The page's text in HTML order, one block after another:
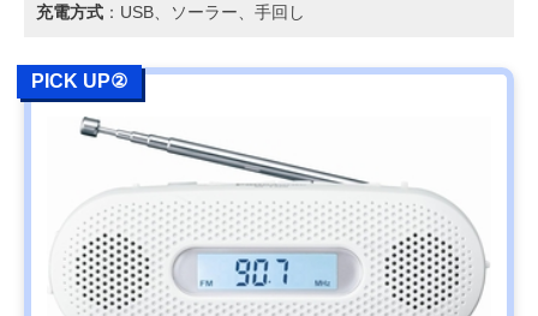
充電方式 ：USB、ソーラー、手回し
PICK UP②